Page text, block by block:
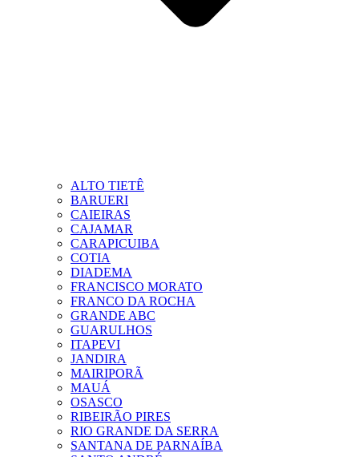
ALTO TIETÊ
BARUERI
CAIEIRAS
CAJAMAR
CARAPICUIBA
COTIA
DIADEMA
FRANCISCO MORATO
FRANCO DA ROCHA
GRANDE ABC
GUARULHOS
ITAPEVI
JANDIRA
MAIRIPORÃ
MAUÁ
OSASCO
RIBEIRÃO PIRES
RIO GRANDE DA SERRA
SANTANA DE PARNAÍBA